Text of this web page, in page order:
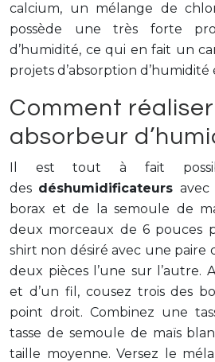
calcium, un mélange de
possède une très forte
d’humidité, ce qui en fait un
projets d’absorption d’humidité
Comment
absorbeur
Il est tout à fait
des déshumidificateurs
borax et de la semoule de
deux morceaux de 6 pouces
shirt non désiré avec une paire
deux pièces l’une sur l’autre.
et d’un fil, cousez trois des
point droit. Combinez une
tasse de semoule de maïs
taille moyenne. Versez le